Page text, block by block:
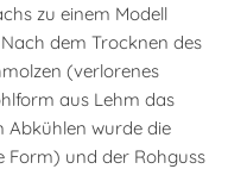
zu einem Modell
dem Trocknen des
(verlorenes
aus Lehm das
Abkühlen wurde die
Form) und der Rohguss